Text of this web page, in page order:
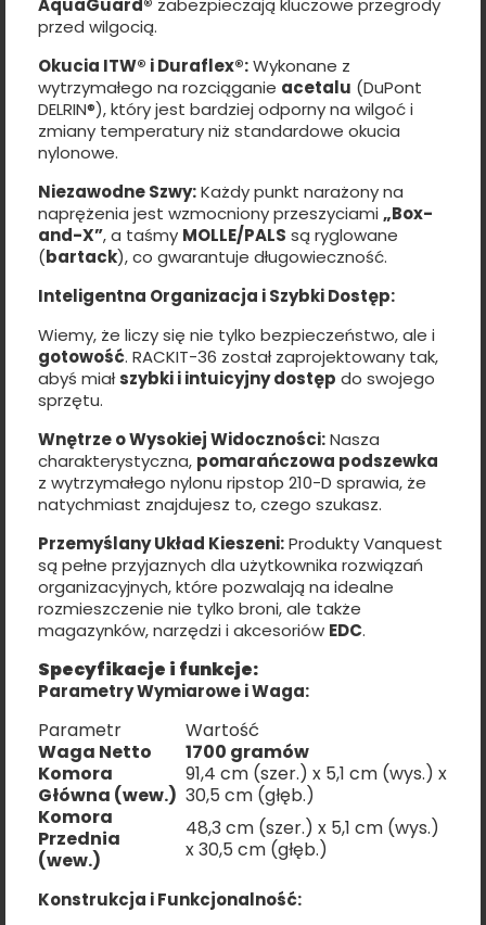
AquaGuard® zabezpieczają kluczowe przegrody
przed wilgocią.
Okucia ITW® i Duraflex®:Wykonane z
wytrzymałego na rozciąganie acetalu (DuPont
DELRIN®), który jest bardziej odporny na wilgoć i
zmiany temperatury niż standardowe okucia
nylonowe.
Niezawodne Szwy:Każdy punkt narażony na
naprężenia jest wzmocniony przeszyciami „Box-
and-X”, a taśmy MOLLE/PALS są ryglowane
(bartack), co gwarantuje długowieczność.
Inteligentna Organizacja i Szybki Dostęp:
Wiemy, że liczy się nie tylko bezpieczeństwo, ale i
gotowość. RACKIT-36 został zaprojektowany tak,
abyś miałszybki i intuicyjny dostęp do swojego
sprzętu.
Wnętrze o Wysokiej Widoczności:Nasza
charakterystyczna, pomarańczowa podszewka
z wytrzymałego nylonu ripstop 210-D sprawia, że
natychmiast znajdujesz to, czego szukasz.
Przemyślany Układ Kieszeni:Produkty Vanquest
są pełne przyjaznych dla użytkownika rozwiązań
organizacyjnych, które pozwalają na idealne
rozmieszczenie nie tylko broni, ale także
magazynków, narzędzi i akcesoriów EDC.
Specyfikacje i funkcje:
Parametry Wymiarowe i Waga:
Parametr
Wartość
Waga Netto
1700 gramów
Komora
Główna (wew.)
91,4 cm (szer.) x 5,1 cm (wys.) x
30,5 cm (głęb.)
Komora
Przednia
(wew.)
48,3 cm (szer.) x 5,1 cm (wys.)
x 30,5 cm (głęb.)
Konstrukcja i Funkcjonalność: